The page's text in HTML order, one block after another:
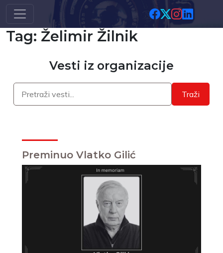
Skip to main content
Tag: Želimir Žilnik
Vesti iz organizacije
Traži
Preminuo Vlatko Gilić